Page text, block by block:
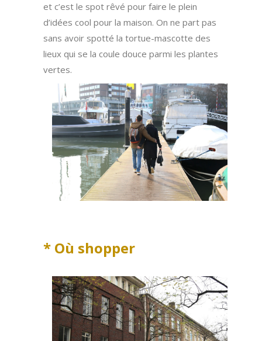
et c’est le spot rêvé pour faire le plein
d’idées cool pour la maison. On ne part pas
sans avoir spotté la tortue-mascotte des
lieux qui se la coule douce parmi les plantes
vertes.
* Où shopper